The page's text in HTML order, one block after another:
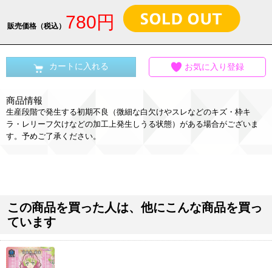
販売価格（税込） 780円
カートに入れる お気に入り登録
商品情報
生産段階で発生する初期不良（微細な白欠けやスレなどのキズ・枠キ
ラ・レリーフ欠けなどの加工上発生しうる状態）がある場合がございま
す。予めご了承ください。
この商品を買った人は、他にこんな商品を買っ
ています